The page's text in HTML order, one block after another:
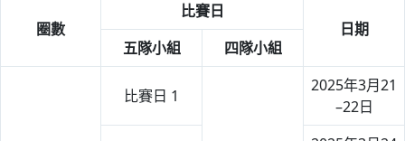
圈數
比賽日
日期
五隊小組
四隊小組
比賽日 1
2025年3月21
–22日